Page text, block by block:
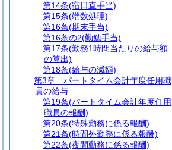
第14条(宿日直手当)
第15条(端数処理)
第16条(期末手当)
第16条の2(勤勉手当)
第17条(勤務1時間当たりの給与額
の算出)
第18条(給与の減額)
第3章
パートタイム会計年度任用職
員の給与
第19条(パートタイム会計年度任用
職員の報酬)
第20条(特殊勤務に係る報酬)
第21条(時間外勤務に係る報酬)
第22条(夜間勤務に係る報酬)